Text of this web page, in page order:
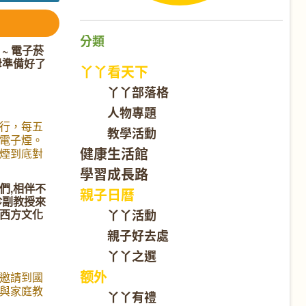
電子菸
備好了
，每五
子煙。
到底對
的孩子
們對電
須的。
,父母準
生，以
來跟華
,相伴不
教授來
方文化
請到國
家庭教
分類
丫丫看天下
丫丫部落格
人物專題
教學活動
健康生活館
學習成長路
親子日曆
丫丫活動
親子好去處
丫丫之選
额外
丫丫有禮